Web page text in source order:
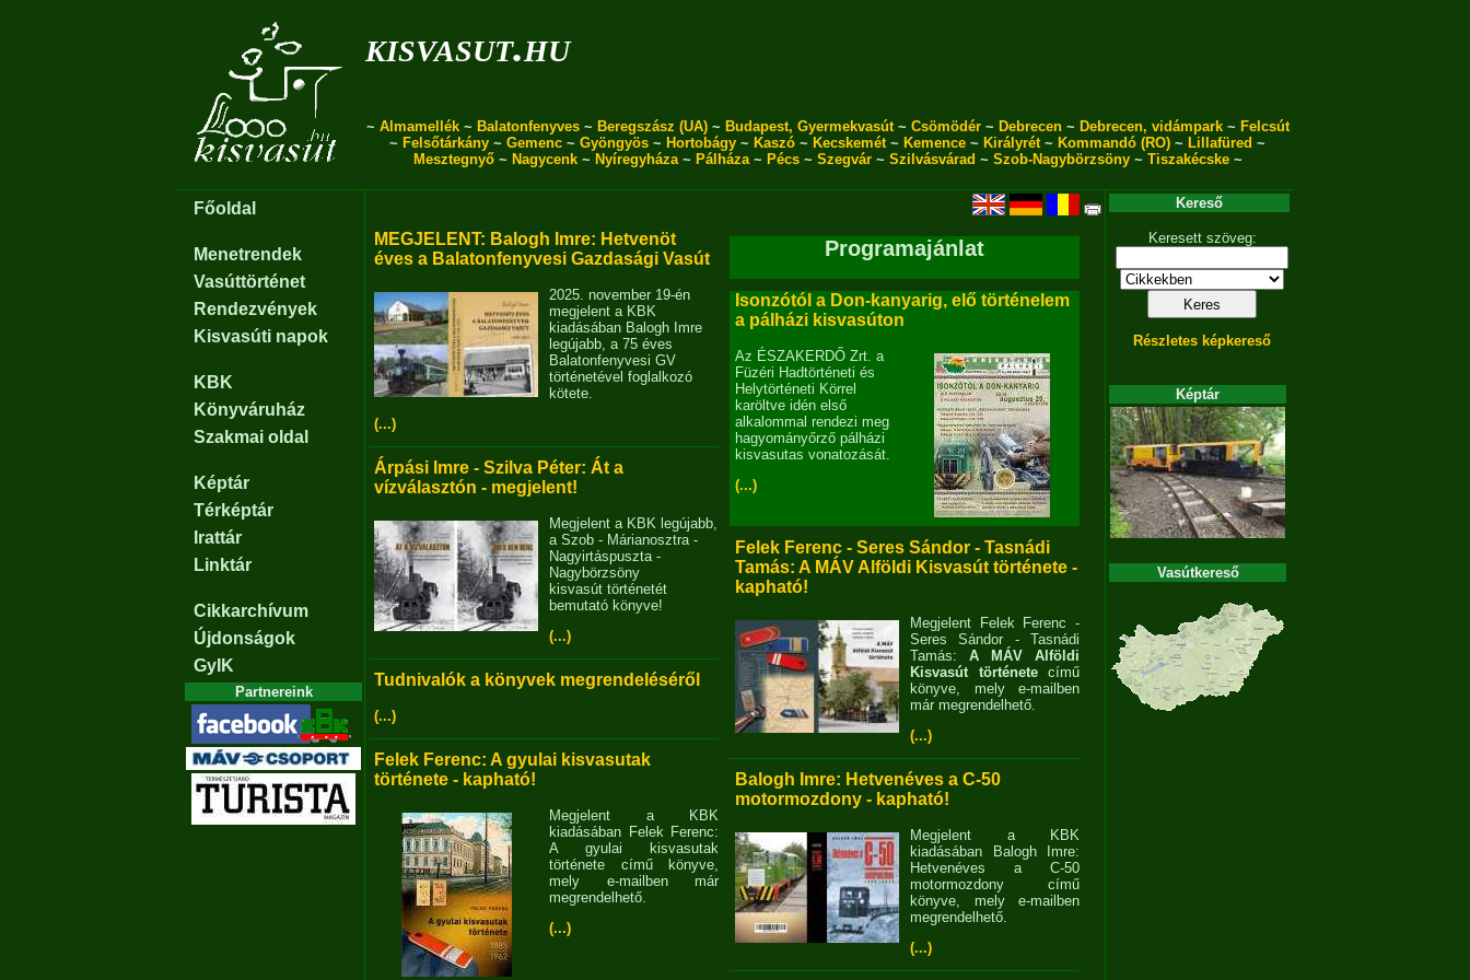
kisvasut.hu
~ Almamellék~ Balatonfenyves~ Beregszász (UA)~ Budapest, Gyermekvasút~ Csömödér~ Debrecen~ Debrecen, vidámpark~ Felcsút
~ Felsőtárkány ~ Gemenc ~ Gyöngyös ~ Hortobágy ~ Kaszó ~ Kecskemét~ Kemence ~ Királyrét~ Kommandó (RO) ~ Lillafüred ~
Mesztegnyő~ Nagycenk~ Nyíregyháza~ Pálháza~ Pécs~ Szegvár~ Szilvásvárad ~ Szob-Nagybörzsöny~ Tiszakécske~
Főoldal
Menetrendek
Vasúttörténet
Rendezvények
Kisvasúti napok
KBK
Könyváruház
Szakmai oldal
Képtár
Térképtár
Irattár
Linktár
Cikkarchívum
Újdonságok
GyIK
Partnereink
MEGJELENT: Balogh Imre: Hetvenöt
éves a Balatonfenyvesi Gazdasági Vasút
2025. november 19-én
megjelent a KBK
kiadásában Balogh Imre
legújabb, a 75 éves
Balatonfenyvesi GV
történetével foglalkozó
kötete.
(...)
Árpási Imre - Szilva Péter: Át a
vízválasztón - megjelent!
Megjelent a KBK legújabb,
a Szob - Márianosztra -
Nagyirtáspuszta -
Nagybörzsöny
kisvasút történetét
bemutató könyve!
(...)
Tudnivalók a könyvek megrendeléséről
(...)
Felek Ferenc: A gyulai kisvasutak
története - kapható!
Megjelent a KBK
kiadásában Felek Ferenc:
A gyulai kisvasutak
története című könyve,
mely e-mailben már
megrendelhető.
(...)
Programajánlat
Isonzótól a Don-kanyarig, elő történelem
a pálházi kisvasúton
Az ÉSZAKERDŐ Zrt. a
Füzéri Hadtörténeti és
Helytörténeti Körrel
karöltve idén első
alkalommal rendezi meg
hagyományőrző pálházi
kisvasutas vonatozását.
(...)
Felek Ferenc - Seres Sándor - Tasnádi
Tamás: A MÁV Alföldi Kisvasút története -
kapható!
Megjelent Felek Ferenc -
Seres Sándor - Tasnádi
Tamás: A MÁV Alföldi
Kisvasút története című
könyve, mely e-mailben
már megrendelhető.
(...)
Balogh Imre: Hetvenéves a C-50
motormozdony - kapható!
Megjelent a KBK
kiadásában Balogh Imre:
Hetvenéves a C-50
motormozdony című
könyve, mely e-mailben
megrendelhető.
(...)
Kereső
Keresett szöveg:
Részletes képkereső
Képtár
Vasútkereső